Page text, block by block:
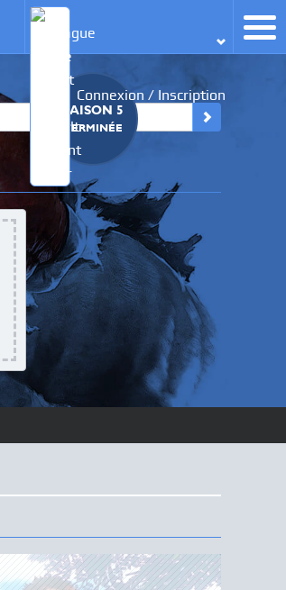
Connexion / Inscription
SAISON 5
TERMINÉE